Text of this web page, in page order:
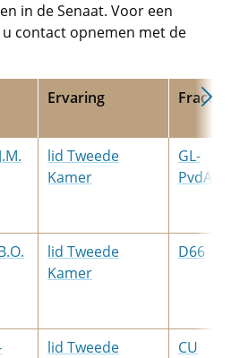
in de Senaat. Voor een
contact opnemen met de
Ervaring Fractie
lid Tweede
Kamer
GL-
PvdA
lid Tweede
Kamer
D66
lid Tweede
CU